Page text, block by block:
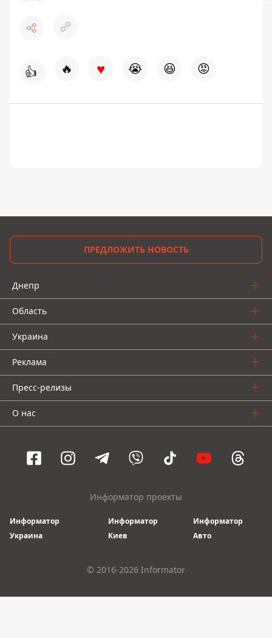
👍 🔥 ♥ 😭 😆 😡
ПРЕДЛОЖИТЬ НОВОСТЬ
Днепр
Область
Украина
Реклама
Пресс-релизы
О нас
Информатор проекты
Информатор
Украина
Информатор
Киев
Информатор
Авто
© 2016-2026 Informator